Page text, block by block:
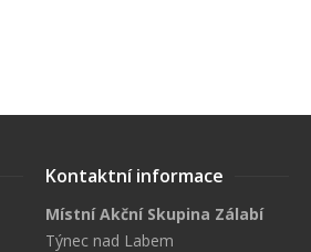
Kontaktní informace
Místní Akční Skupina Zálabí
Týnec nad Labem